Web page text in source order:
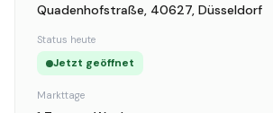
Quadenhofstraße, 40627, Düsseldorf
Status heute
Jetzt geöffnet
Markttage